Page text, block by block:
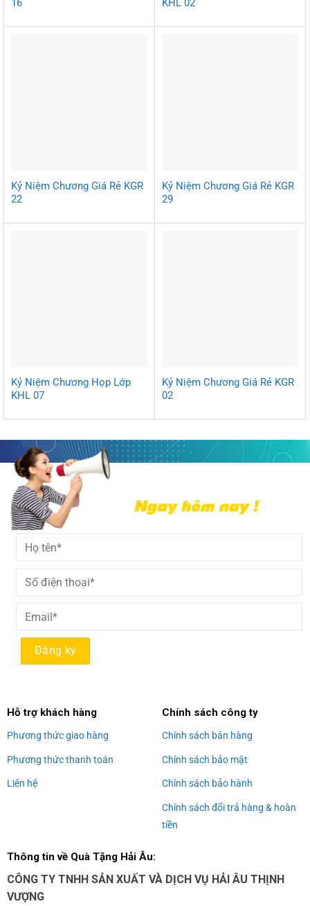
16 KHL 02
Kỷ Niệm Chương Giá Rẻ KGR
22
Kỷ Niệm Chương Giá Rẻ KGR
29
Kỷ Niệm Chương Họp Lớp
KHL 07
Kỷ Niệm Chương Giá Rẻ KGR
02
Hỗ trợ khách hàng
Phương thức giao hàng
Phương thức thanh toán
Liên hệ
Chính sách công ty
Chính sách bán hàng
Chính sách bảo mật
Chính sách bảo hành
Chính sách đổi trả hàng & hoàn
tiền
Thông tin về Quà Tặng Hải Âu:
CÔNG TY TNHH SẢN XUẤT VÀ DỊCH VỤ HẢI ÂU THỊNH
VƯỢNG